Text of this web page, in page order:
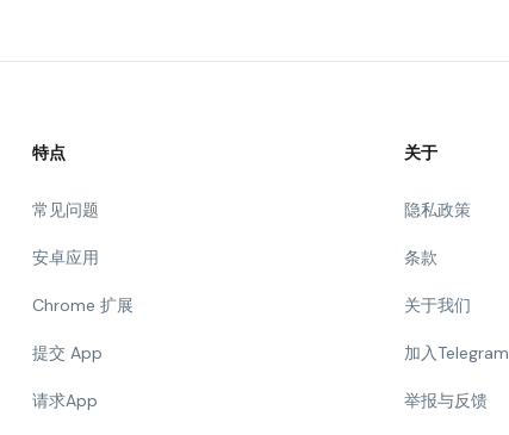
特点
常见问题
安卓应用
Chrome 扩展
提交 App
请求App
关于
隐私政策
条款
关于我们
加入Telegram
举报与反馈